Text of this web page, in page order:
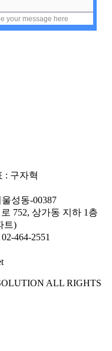
: 구자혁
성동-00387
752, 상가동 지하 1층
트)
464-2551
ALL RIGHTS